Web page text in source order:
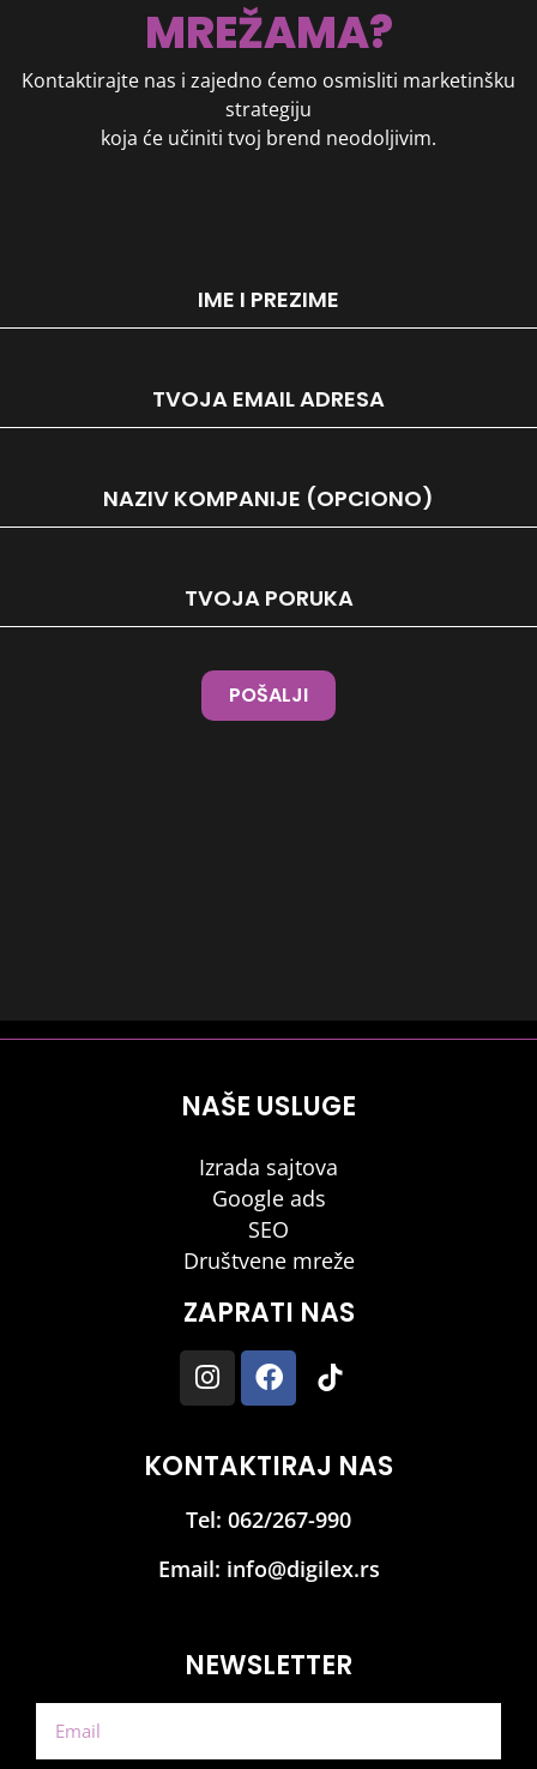
MREŽAMA?
Kontaktirajte nas i zajedno ćemo osmisliti marketinšku
strategiju
koja će učiniti tvoj brend neodoljivim.
POŠALJI
NAŠE USLUGE
Izrada sajtova
Google ads
SEO
Društvene mreže
ZAPRATI NAS
KONTAKTIRAJ NAS
Tel: 062/267-990
Email: info@digilex.rs
NEWSLETTER